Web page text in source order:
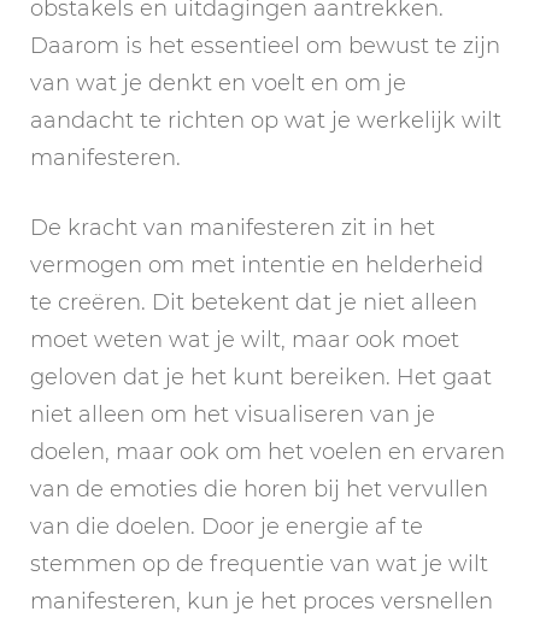
obstakels en uitdagingen aantrekken.
Daarom is het essentieel om bewust te zijn
van wat je denkt en voelt en om je
aandacht te richten op wat je werkelijk wilt
manifesteren.
De kracht van manifesteren zit in het
vermogen om met intentie en helderheid
te creëren. Dit betekent dat je niet alleen
moet weten wat je wilt, maar ook moet
geloven dat je het kunt bereiken. Het gaat
niet alleen om het visualiseren van je
doelen, maar ook om het voelen en ervaren
van de emoties die horen bij het vervullen
van die doelen. Door je energie af te
stemmen op de frequentie van wat je wilt
manifesteren, kun je het proces versnellen